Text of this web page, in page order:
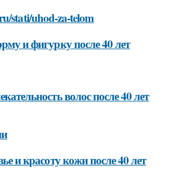
stati/uhod-za-telom
и фигурку после 40 лет
волос после 40 лет
и красоту кожи после 40 лет